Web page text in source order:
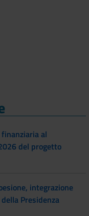
al
del progetto
integrazione
Presidenza